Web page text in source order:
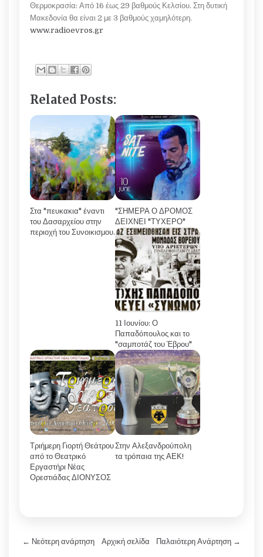
Θερμοκρασία: Από 16 έως 29 βαθμούς Κελσίου. Στη δυτική
Μακεδονία θα είναι 2 με 3 βαθμούς χαμηλότερη.
www.radioevros.gr
Related Posts:
Στα "πευκακια" έναντι
του Δασαρχείου στην
περιοχή του Συνοικισμου.
"ΣΗΜΕΡΑ Ο ΔΡΟΜΟΣ
ΔΕΙΧΝΕΙ "ΤΥΧΕΡΟ"
11 Ιουνίου: Ο
Παπαδόπουλος και το
"σαμποτάζ του Έβρου"
Τριήμερη Γιορτή Θεάτρου
από το Θεατρικό
Εργαστήρι Νέας
Ορεστιάδας ΔΙΟΝΥΣΟΣ
Στην Αλεξανδρούπολη
τα τρόπαια της ΑΕΚ!
← Νεότερη ανάρτηση Παλαιότερη Ανάρτηση →
Αρχική σελίδα